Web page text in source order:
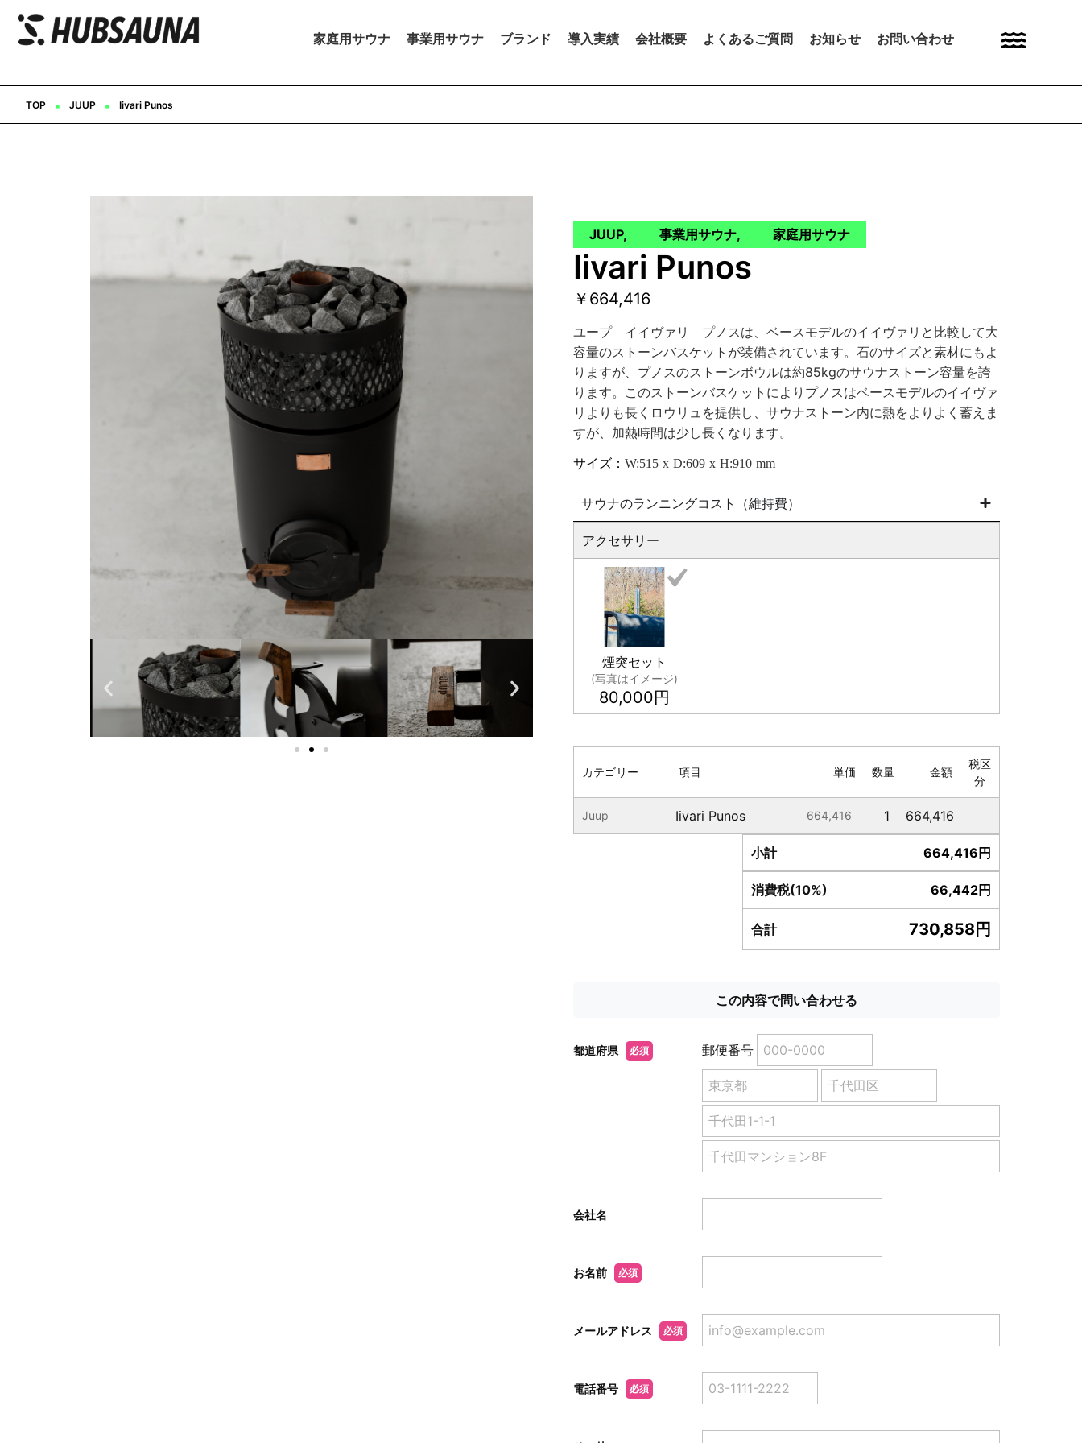
家庭用サウナ 事業用サウナ ブランド 導入実績 会社概要 よくあるご質問 お知らせ お問い合わせ
TOP ▪︎ JUUP ▪︎ Iivari Punos
JUUP, 事業用サウナ, 家庭用サウナ
Iivari Punos
￥664,416
ユープ イイヴァリ プノスは、ベースモデルのイイヴァリと比較して大
容量のストーンバスケットが装備されています。石のサイズと素材にもよ
りますが、プノスのストーンボウルは約85kgのサウナストーン容量を誇
ります。このストーンバスケットによりプノスはベースモデルのイイヴァ
リよりも長くロウリュを提供し、サウナストーン内に熱をよりよく蓄えま
すが、加熱時間は少し長くなります。
サイズ： W:515 x D:609 x H:910 mm
サウナのランニングコスト（維持費）
アクセサリー
煙突セット
(写真はイメージ)
80,000円
カテゴリー 項目 単価 数量 金額
税区
分
Juup Iivari Punos 664,416 1 664,416
小計 664,416円
消費税(10%) 66,442円
合計 730,858円
都道府県 必須 郵便番号
会社名
お名前 必須
メールアドレス 必須
電話番号 必須